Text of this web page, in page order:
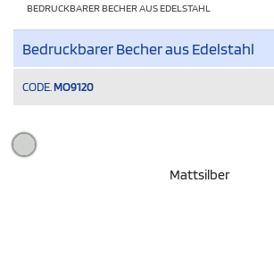
BEDRUCKBARER BECHER AUS EDELSTAHL
Bedruckbarer Becher aus Edelstahl
CODE. MO9120
Mattsilber